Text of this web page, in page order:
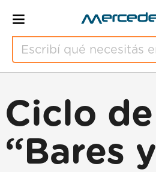
Ciclo de
“Bares y